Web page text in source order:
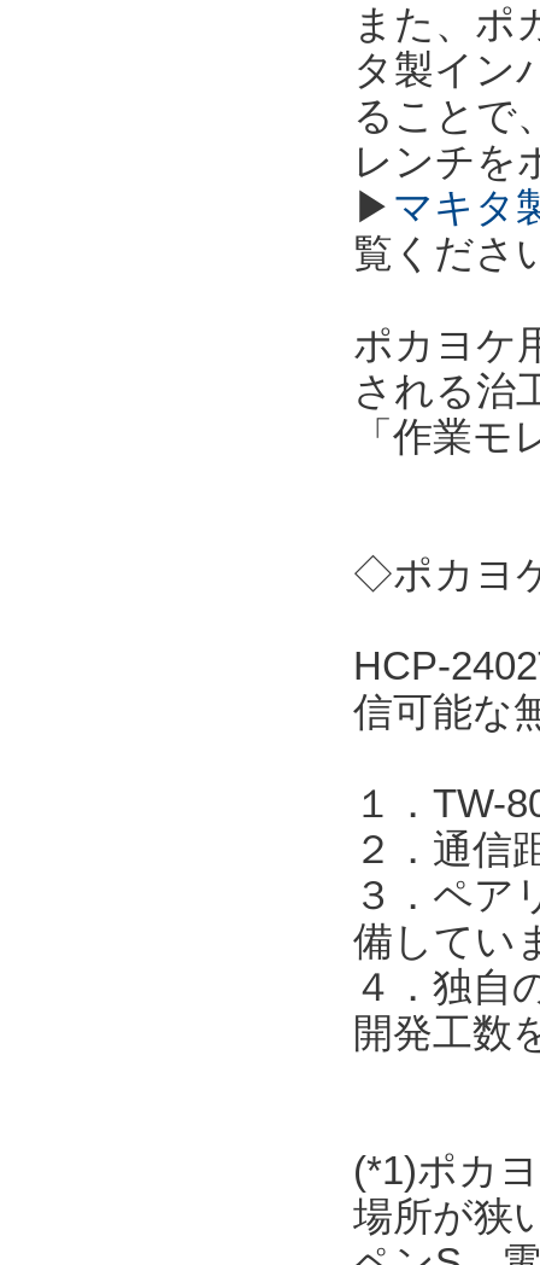
また、ポ
タ製イン
ることで
レンチを
▶ マキタ
覧くださ
ポカヨケ
される治
「作業
◇ポカヨ
HCP-
信可能な
１．TW-
２．通信
３．ペア
備してい
４．独自
開発工数
(*1)ポカ
場所が狭